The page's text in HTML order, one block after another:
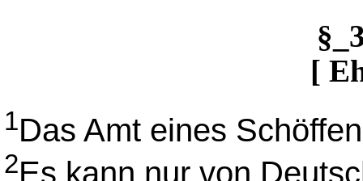
[
1Das Amt eines
2Es kann nur von